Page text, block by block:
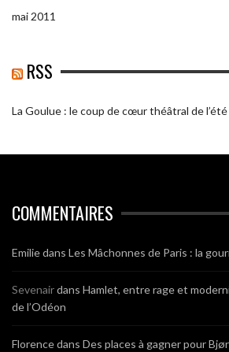
mai 2011
RSS
La Goulue : le coup de cœur théâtral de
COMMENTAIRES
Emiliedans Les Mâchonnes de Paris : la
Sevenairdans Hamlet, entre rage et
de l’Odéon
Florencedans Des places à gagner pour